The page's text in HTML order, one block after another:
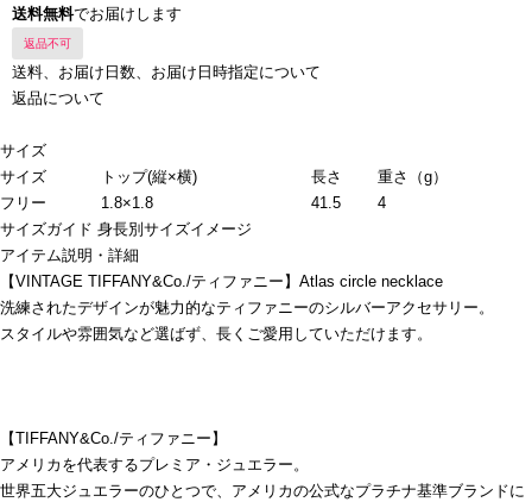
送料無料でお届けします
返品不可
送料、お届け日数、お届け日時指定について
返品について
サイズ
サイズ
トップ(縦×横) 長さ
重さ（g）
フリー
1.8×1.8 41.5
4
サイズガイド 身長別サイズイメージ
アイテム説明・詳細
【VINTAGE TIFFANY&Co./ティファニー】Atlas circle necklace
洗練されたデザインが魅力的なティファニーのシルバーアクセサリー。
スタイルや雰囲気など選ばず、長くご愛用していただけます。
【TIFFANY&Co./ティファニー】
アメリカを代表するプレミア・ジュエラー。
世界五大ジュエラーのひとつで、アメリカの公式なプラチナ基準ブランドに